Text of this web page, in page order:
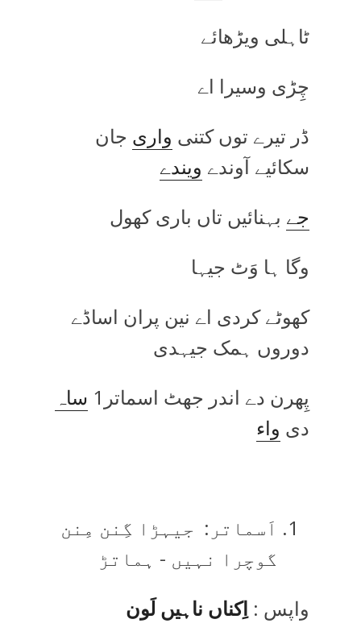
ٹاہلی ویڑھائے
چِڑی وسیرا اے
ڈر تیرے توں کتنی واری جان
سکائیے آوندے ویندے
جے بہنائیں تاں باری کھول
وگا ہا وَٹ جیہا
کھوٹے کردی اے نین پران اساڈے
دوروں ہمک جیہدی
پِھرن دے اندر جھٹ اسماتر1
ساہ
دی واء
اَسماتر: جیہڑا گِنن مِنن
گوچرا نہیں - ہماتڑ
واپس : اِکناں ناہیں لَون